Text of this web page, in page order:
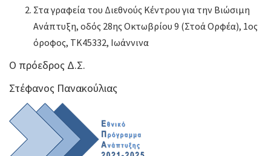
Στα γραφεία του Διεθνούς Κέντρου για την Βιώσιμη
Ανάπτυξη, οδός 28ης Οκτωβρίου 9 (Στοά Ορφέα), 1ος
όροφος, ΤΚ45332, Ιωάννινα
Ο πρόεδρος Δ.Σ.
Στέφανος Πανακούλιας